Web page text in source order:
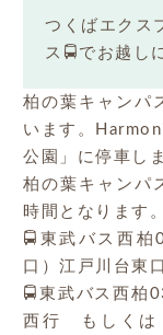
つくばエクス
ス🚍でお越し
柏の葉キャンパ
います。
公園」に停車し
柏の葉キャンパ
時間となります。
🚍東武バス西柏
口）江戸川台
🚍東武バス西柏
西行 もしくは